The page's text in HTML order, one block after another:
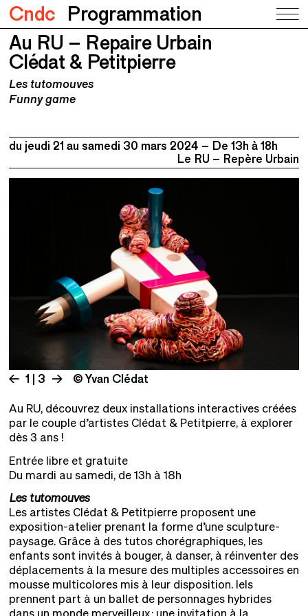
Cndc Programmation
Au RU – Repaire Urbain
Clédat & Petitpierre
Au RU – Repaire Urbain
Clédat & Petitpierre
Les tutomouves
Funny game
du jeudi 21 au samedi 30 mars 2024
De 13h à 18h
Le RU – Repère Urbain
1 | 3 © Yvan Clédat
Au RU, découvrez deux installations interactives créées
par le couple d’artistes Clédat & Petitpierre, à explorer
dès 3 ans !
Entrée libre et gratuite
Du mardi au samedi, de 13h à 18h
Les tutomouves
Les artistes Clédat & Petitpierre proposent une
exposition-atelier prenant la forme d’une sculpture-
paysage. Grâce à des tutos chorégraphiques, les
enfants sont invités à bouger, à danser, à réinventer des
déplacements à la mesure des multiples accessoires en
mousse multicolores mis à leur disposition. Iels
prennent part à un ballet de personnages hybrides